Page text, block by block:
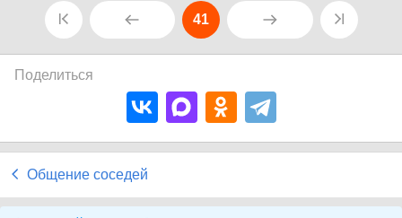
41
Поделиться
Общение соседей